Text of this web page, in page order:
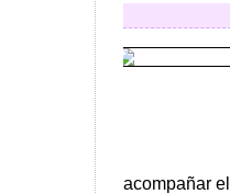
acompañar